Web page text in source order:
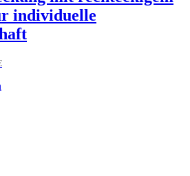
individuelle